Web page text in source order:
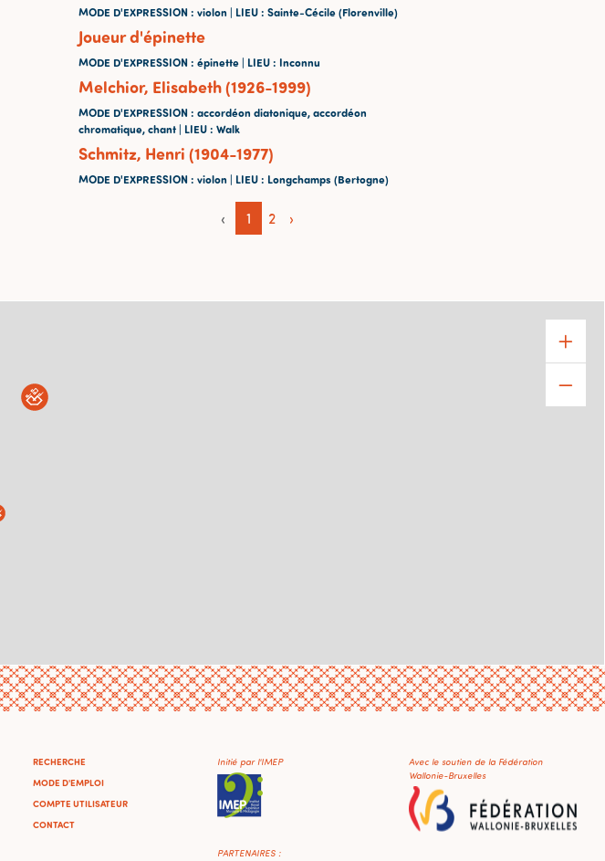
MODE D'EXPRESSION: violon | LIEU: Sainte-Cécile (Florenville)
Joueur d'épinette
MODE D'EXPRESSION: épinette | LIEU: Inconnu
Melchior, Elisabeth (1926-1999)
MODE D'EXPRESSION: accordéon diatonique, accordéon
chromatique, chant | LIEU: Walk
Schmitz, Henri (1904-1977)
MODE D'EXPRESSION: violon | LIEU: Longchamps (Bertogne)
‹ 1 2 ›
RECHERCHE
MODE D'EMPLOI
COMPTE UTILISATEUR
CONTACT
Initié par l'IMEP
Avec le soutien de la Fédération
Wallonie-Bruxelles
PARTENAIRES :